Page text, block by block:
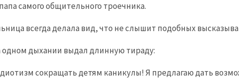
самого общительного троечника.
всегда делала вид, что не слышит подобных
одном дыхании выдал длинную тираду:
сокращать детям каникулы! Я предлагаю дать